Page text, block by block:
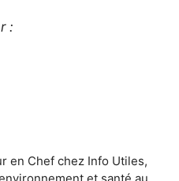
:
en Chef chez Info Utiles,
et santé au